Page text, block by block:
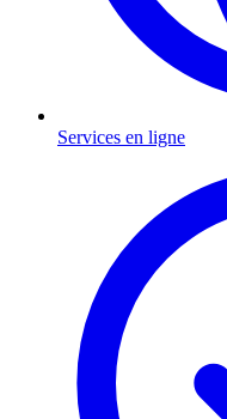
Services en ligne